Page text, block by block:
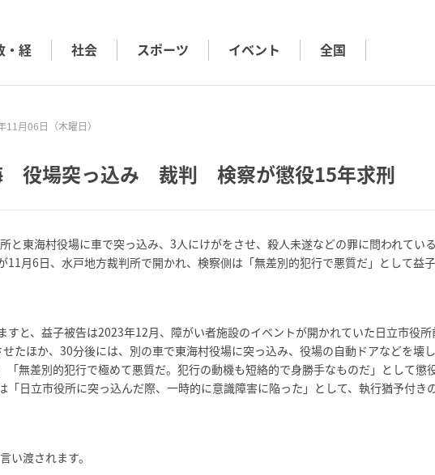
・経 社会 スポーツ イベント 全国
11月06日（木曜日）
役場突っ込み 裁判 検察が懲役15年求刑
と東海村役場に車で突っ込み、3人にけがをさせ、殺人未遂などの罪に問われてい
11月6日、水戸地方裁判所で開かれ、検察側は「無差別的犯行で悪質だ」として益
すと、益子被告は2023年12月、障がい者施設のイベントが開かれていた日立市役
たほか、30分後には、別の車で東海村役場に突っ込み、役場の自動ドアなどを壊
「無差別的犯行で極めて悪質だ。犯行の動機も短絡的で身勝手なものだ」として懲
「日立市役所に突っ込んだ際、一時的に意識障害に陥った」として、執行猶予付き
い渡されます。